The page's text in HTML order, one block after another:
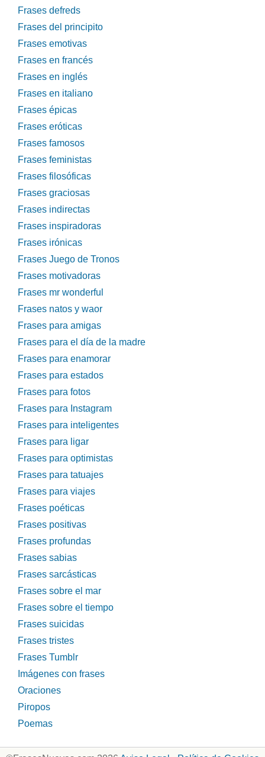
Frases defreds
Frases del principito
Frases emotivas
Frases en francés
Frases en inglés
Frases en italiano
Frases épicas
Frases eróticas
Frases famosos
Frases feministas
Frases filosóficas
Frases graciosas
Frases indirectas
Frases inspiradoras
Frases irónicas
Frases Juego de Tronos
Frases motivadoras
Frases mr wonderful
Frases natos y waor
Frases para amigas
Frases para el día de la madre
Frases para enamorar
Frases para estados
Frases para fotos
Frases para Instagram
Frases para inteligentes
Frases para ligar
Frases para optimistas
Frases para tatuajes
Frases para viajes
Frases poéticas
Frases positivas
Frases profundas
Frases sabias
Frases sarcásticas
Frases sobre el mar
Frases sobre el tiempo
Frases suicidas
Frases tristes
Frases Tumblr
Imágenes con frases
Oraciones
Piropos
Poemas